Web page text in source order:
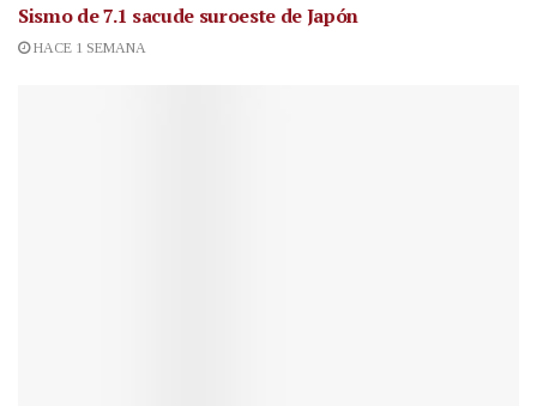
Sismo de 7.1 sacude suroeste de Japón
HACE 1 SEMANA